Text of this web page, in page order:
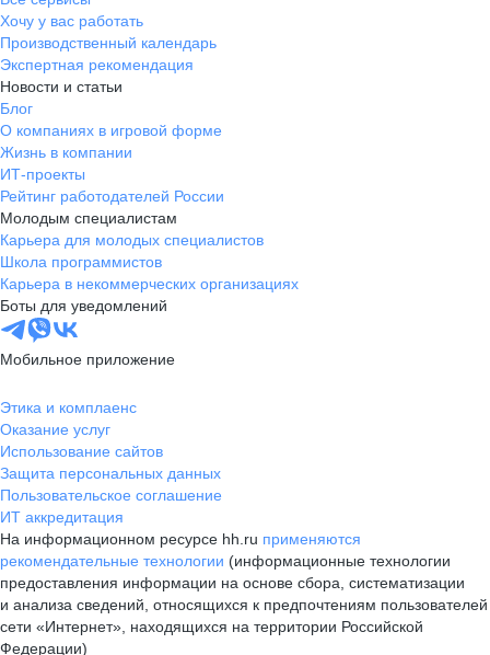
Хочу у вас работать
Производственный календарь
Экспертная рекомендация
Новости и статьи
Блог
О компаниях в игровой форме
Жизнь в компании
ИТ-проекты
Рейтинг работодателей России
Молодым специалистам
Карьера для молодых специалистов
Школа программистов
Карьера в некоммерческих организациях
Боты для уведомлений
Мобильное приложение
Этика и комплаенс
Оказание услуг
Использование сайтов
Защита персональных данных
Пользовательское соглашение
ИТ аккредитация
На информационном ресурсе hh.ru применяются
рекомендательные технологии (информационные технологии
предоставления информации на основе сбора, систематизации
и анализа сведений, относящихся к предпочтениям пользователей
сети «Интернет», находящихся на территории Российской
Федерации)